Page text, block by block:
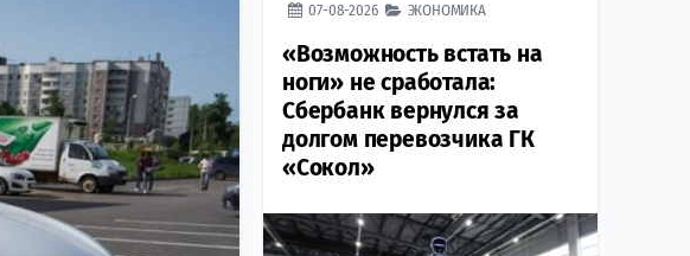
07-08-2026 ЭКОНОМИКА
«Возможность встать на
ноги» не сработала:
Сбербанк вернулся за
долгом перевозчика ГК
«Сокол»